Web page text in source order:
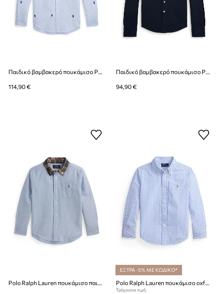
114,90 € 94,90 €
Polo Ralph Lauren πουκάμισο παιδικό ντένιμ
ΕΞΤΡΑ -5% ΜΕ ΚΩΔΙΚΟ*
Polo Ralph Lauren πουκάμισο oxford παιδικό βαμβακερό
Τρέχουσα τιμή: